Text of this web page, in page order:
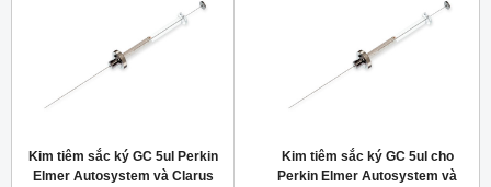
Kim tiêm sắc ký GC 5ul Perkin
Elmer Autosystem và Clarus
Kim tiêm sắc ký GC 5ul cho
Perkin Elmer Autosystem và